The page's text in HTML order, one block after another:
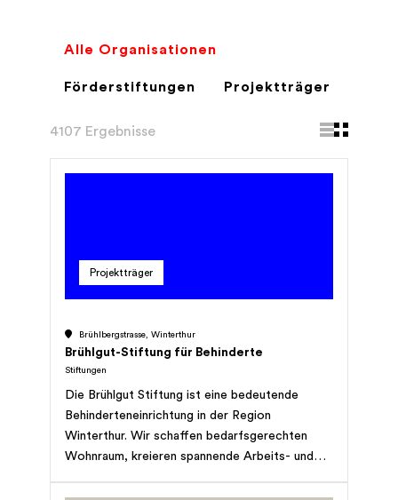
Alle Organisationen
Förderstiftungen Projektträger
4107 Ergebnisse
Projektträger
Brühlbergstrasse, Winterthur
Brühlgut-Stiftung für Behinderte
Stiftungen
Die Brühlgut Stiftung ist eine bedeutende
Behinderteneinrichtung in der Region
Winterthur. Wir schaffen bedarfsgerechten
Wohnraum, kreieren spannende Arbeits- und
Teilhabe von Menschen mit Beeinträchtigung an